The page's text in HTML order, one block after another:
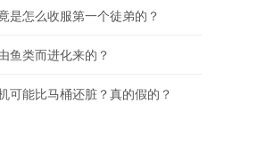
公身体，
离婚五年见儿子，我带他吃
是怎么收服第一个徒弟的？
鱼类而进化来的？
可能比马桶还脏？真的假的？